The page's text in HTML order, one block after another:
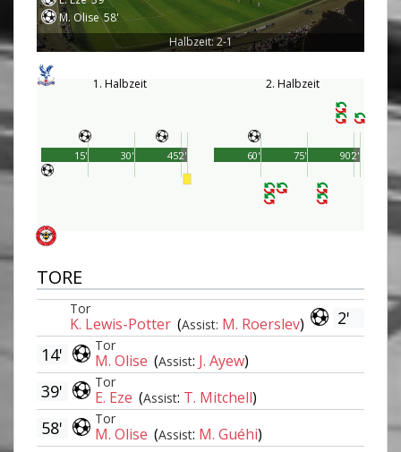
M. Olise 58'
Halbzeit: 2-1
1. Halbzeit
45'
15' 30' 2'
2. Halbzeit
90'
60' 75' 2'
TORE
2'
Tor
K. Lewis-Potter (Assist: M. Roerslev)
Tor
M. Olise (Assist: J. Ayew)
14'
Tor
E. Eze (Assist: T. Mitchell)
39'
Tor
M. Olise (Assist: M. Guéhi)
58'